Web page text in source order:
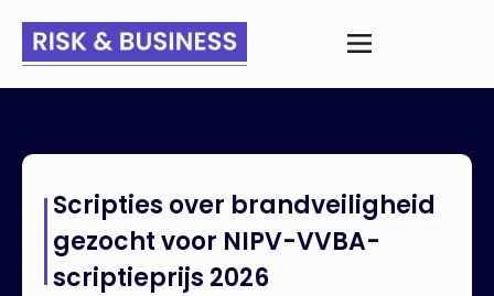
NIPV-VVBA-scriptieprijs 2026
Scripties over brandveiligheid
gezocht voor NIPV-VVBA-
scriptieprijs 2026